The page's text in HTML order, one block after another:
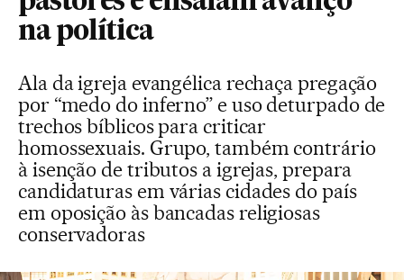
na política
Ala da igreja evangélica rechaça pregação
por “medo do inferno” e uso deturpado de
trechos bíblicos para criticar
homossexuais. Grupo, também contrário
à isenção de tributos a igrejas, prepara
candidaturas em várias cidades do país
em oposição às bancadas religiosas
conservadoras